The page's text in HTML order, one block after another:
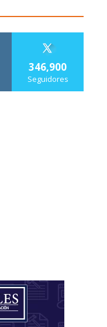
346,900
Seguidores